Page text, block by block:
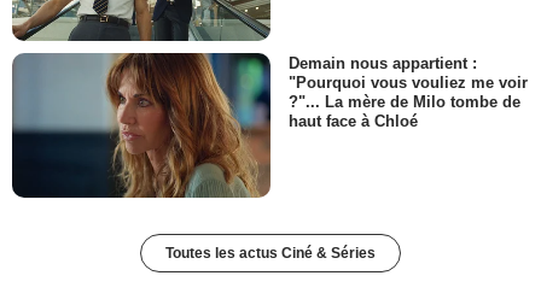
Demain nous appartient :
"Pourquoi vous vouliez me voir
?"... La mère de Milo tombe de
haut face à Chloé
Toutes les actus Ciné & Séries